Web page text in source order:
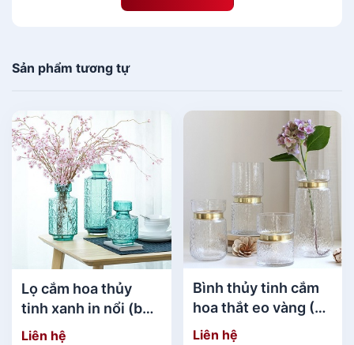
Thông tin mua Ly thủy tinh cafe trà sữa phủ tuyết
Mờ ICE Nhật Bản
Địa Chỉ:439 Đ. Cách Mạng Tháng 8, Phường 13,
Quận 10, Thành phố Hồ Chí Minh
Hotline:0768 071 727
Website: https://mekoong.com
Sản phẩm tương tự
Lọ cắm hoa thủy
tinh xanh in nổi (bán
lẻ theo size)
Liên hệ
Bình thủy tinh cắm
hoa thắt eo vàng (4
size bán lẻ)
Liên hệ